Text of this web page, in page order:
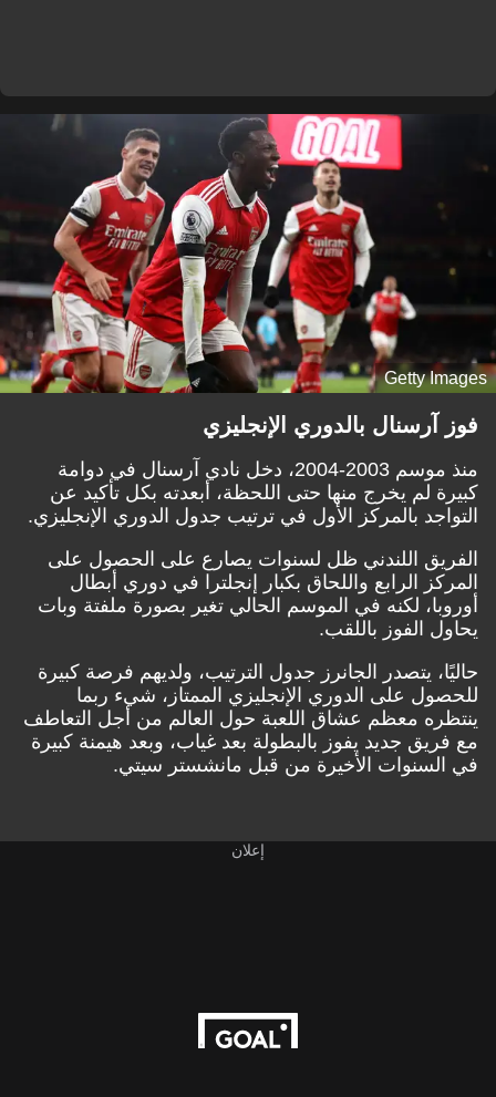
Getty Images
فوز آرسنال بالدوري الإنجليزي
منذ موسم 2003-2004، دخل نادي آرسنال في دوامة
كبيرة لم يخرج منها حتى اللحظة، أبعدته بكل تأكيد عن
التواجد بالمركز الأول في ترتيب جدول الدوري الإنجليزي.
الفريق اللندني ظل لسنوات يصارع على الحصول على
المركز الرابع واللحاق بكبار إنجلترا في دوري أبطال
أوروبا، لكنه في الموسم الحالي تغير بصورة ملفتة وبات
يحاول الفوز باللقب.
حاليًا، يتصدر الجانرز جدول الترتيب، ولديهم فرصة كبيرة
للحصول على الدوري الإنجليزي الممتاز، شيء ربما
ينتظره معظم عشاق اللعبة حول العالم من أجل التعاطف
مع فريق جديد يفوز بالبطولة بعد غياب، وبعد هيمنة كبيرة
في السنوات الأخيرة من قبل مانشستر سيتي.
إعلان